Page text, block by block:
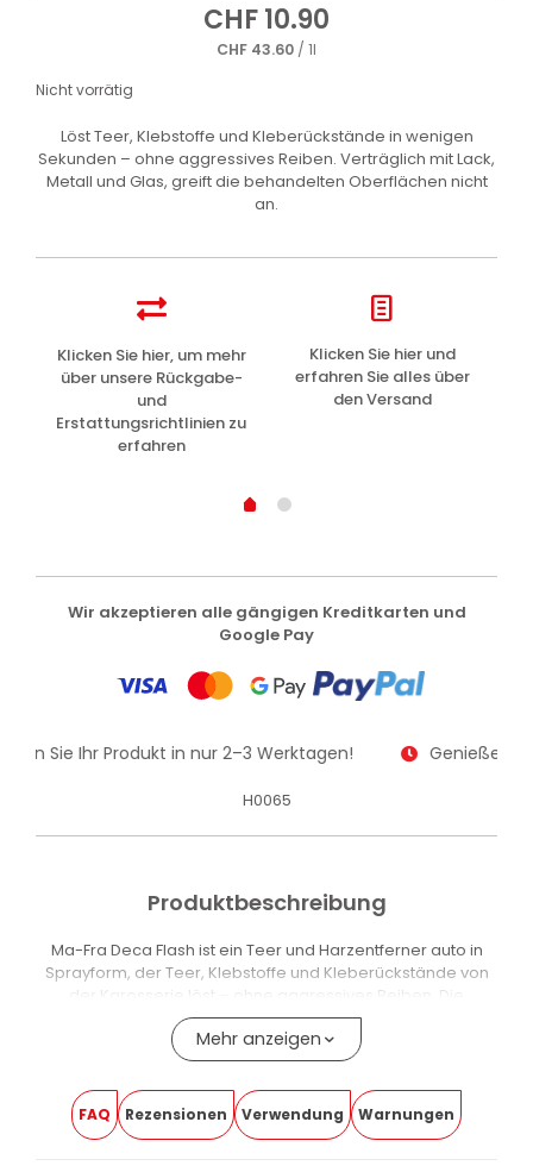
CHF10.90
CHF 43.60 / 1l
Nicht vorrätig
Löst Teer, Klebstoffe und Kleberückstände in wenigen
Sekunden – ohne aggressives Reiben. Verträglich mit Lack,
Metall und Glas, greift die behandelten Oberflächen nicht
an.
Klicken Sie hier, um mehr
über unsere Rückgabe-
und
Erstattungsrichtlinien zu
erfahren
Klicken Sie hier und
erfahren Sie alles über
den Versand
Wir akzeptieren alle gängigen Kreditkarten und
Google Pay
Sie Ihr Produkt in nur 2–3 Werktagen! Genießen
H0065
Produktbeschreibung
Ma-Fra Deca Flash ist ein Teer und Harzentferner auto in
Sprayform, der Teer, Klebstoffe und Kleberückstände von
der Karosserie löst – ohne aggressives Reiben. Die
lokalisierte Sprühapplikation trifft gezielt die betroffenen
Stellen und eignet sich als Vorwaschbehandlung vor dem
regulären Waschen.
Die Wirkung setzt ab dem ersten Einsatz sofort ein: Die
Rückstände lösen sich in wenigen Sekunden auf, ohne
Mehr anzeigen
FAQ Rezensionen Verwendung Warnungen